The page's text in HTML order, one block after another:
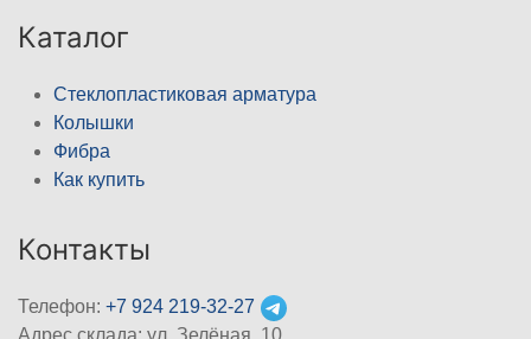
Каталог
Стеклопластиковая арматура
Колышки
Фибра
Как купить
Контакты
Телефон: +7 924 219-32-27